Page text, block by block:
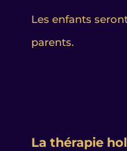
Les enfants
parents.
La thérapie